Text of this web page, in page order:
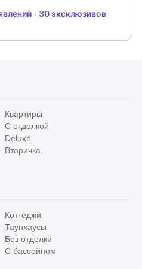
в стиле дома.
кухня-
с/у, мастер-блок
балкон).
30 эксклюзивов
Квартиры
С отделкой
Deluxe
Вторичка
Коттеджи
Таунхаусы
Без отделки
С бассейном